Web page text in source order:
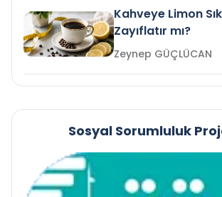
Kahveye Limon
Zayıflatır mı?
Zeynep GÜÇLÜCAN
Sosyal Sorumluluk